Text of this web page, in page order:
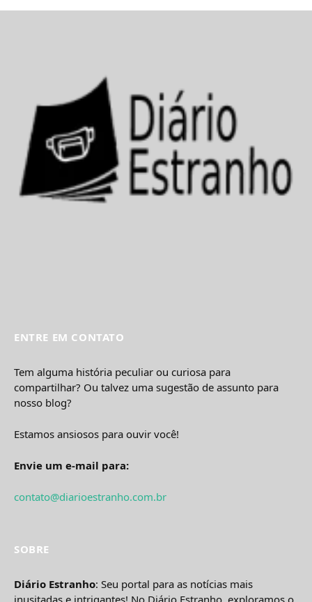
ENTRE EM CONTATO
Tem alguma história peculiar ou curiosa para
compartilhar? Ou talvez uma sugestão de assunto para
nosso blog?
Estamos ansiosos para ouvir você!
Envie um e-mail para:
contato@diarioestranho.com.br
SOBRE
Diário Estranho: Seu portal para as notícias mais